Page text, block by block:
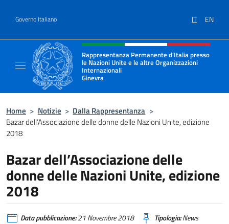
Governo Italiano IT EN
Intestazione sito, social e menù
Rappresentanza Permanente d'Italia presso
le Nazioni Unite e le altre Organizzazioni
Internazionali
Ginevra
Il sito ufficiale della Rappresentanza Onu
Home > Notizie > Dalla Rappresentanza >
Bazar dell’Associazione delle donne delle Nazioni Unite, edizione
2018
Bazar dell’Associazione delle
donne delle Nazioni Unite, edizione
2018
Data pubblicazione:21 Novembre 2018 Tipologia:News